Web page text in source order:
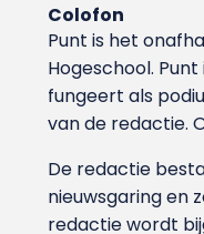
Colofon
Punt is het
Hoge­school.
fungeert als
van de redactie.
De redactie
nieuwsgaring en
redactie wordt